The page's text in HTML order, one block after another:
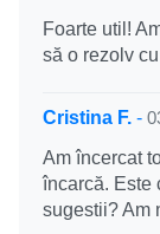
Foarte util!
să o rezolv
Cristina F. -
Am încercat
încarcă. Este
sugestii? Am